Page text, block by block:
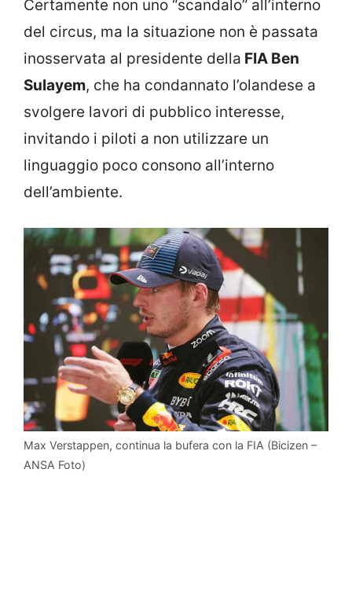
Certamente non uno “scandalo” all’interno
del circus, ma la situazione non è passata
inosservata al presidente della FIA Ben
Sulayem, che ha condannato l’olandese a
svolgere lavori di pubblico interesse,
invitando i piloti a non utilizzare un
linguaggio poco consono all’interno
dell’ambiente.
Max Verstappen, continua la bufera con la FIA (Bicizen –
ANSA Foto)